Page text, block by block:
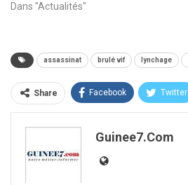
Dans "Actualités"
assassinat brulé vif lynchage
Share Facebook Twitter
Guinee7.com